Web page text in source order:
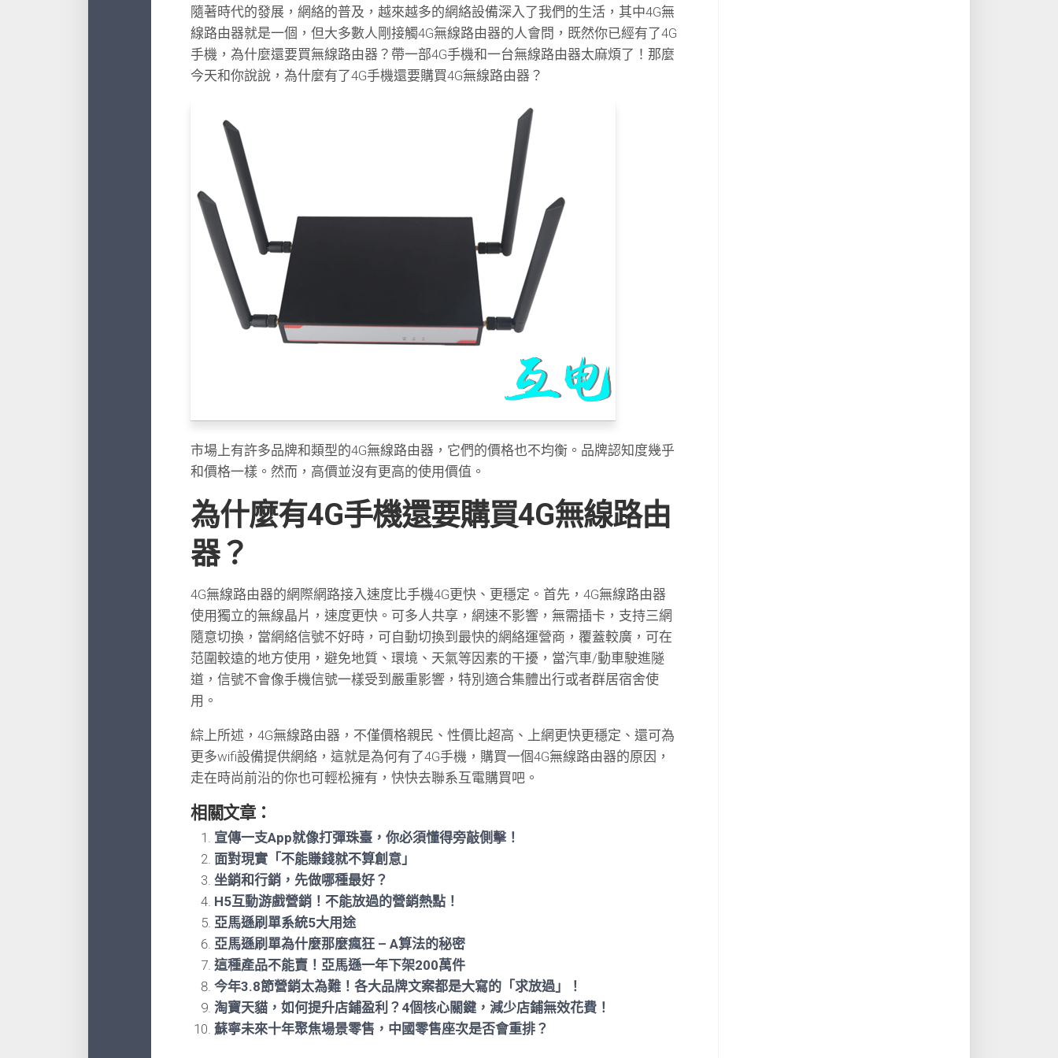
隨著時代的發展，網絡的普及，越來越多的網絡設備深入了我們的生活，其中4G無
線路由器就是一個，但大多數人剛接觸4G無線路由器的人會問，既然你已經有了4G
手機，為什麼還要買無線路由器？帶一部4G手機和一台無線路由器太麻煩了！那麼
今天和你說說，為什麼有了4G手機還要購買4G無線路由器？
市場上有許多品牌和類型的4G無線路由器，它們的價格也不均衡。品牌認知度幾乎
和價格一樣。然而，高價並沒有更高的使用價值。
為什麼有4G手機還要購買4G無線路由
器？
4G無線路由器的網際網路接入速度比手機4G更快、更穩定。首先，4G無線路由器
使用獨立的無線晶片，速度更快。可多人共享，網速不影響，無需插卡，支持三網
隨意切換，當網絡信號不好時，可自動切換到最快的網絡運營商，覆蓋較廣，可在
范圍較遠的地方使用，避免地質、環境、天氣等因素的干擾，當汽車/動車駛進隧
道，信號不會像手機信號一樣受到嚴重影響，特別適合集體出行或者群居宿舍使
用。
綜上所述，4G無線路由器，不僅價格親民、性價比超高、上網更快更穩定、還可為
更多wifi設備提供網絡，這就是為何有了4G手機，購買一個4G無線路由器的原因，
走在時尚前沿的你也可輕松擁有，快快去聯系互電購買吧。
相關文章：
宣傳一支App就像打彈珠臺，你必須懂得旁敲側擊！
面對現實「不能賺錢就不算創意」
坐銷和行銷，先做哪種最好？
H5互動游戲營銷！不能放過的營銷熱點！
亞馬遜刷單系統5大用途
亞馬遜刷單為什麼那麼瘋狂 – A算法的秘密
這種產品不能賣！亞馬遜一年下架200萬件
今年3.8節營銷太為難！各大品牌文案都是大寫的「求放過」！
淘寶天貓，如何提升店鋪盈利？4個核心關鍵，減少店鋪無效花費！
蘇寧未來十年聚焦場景零售，中國零售座次是否會重排？